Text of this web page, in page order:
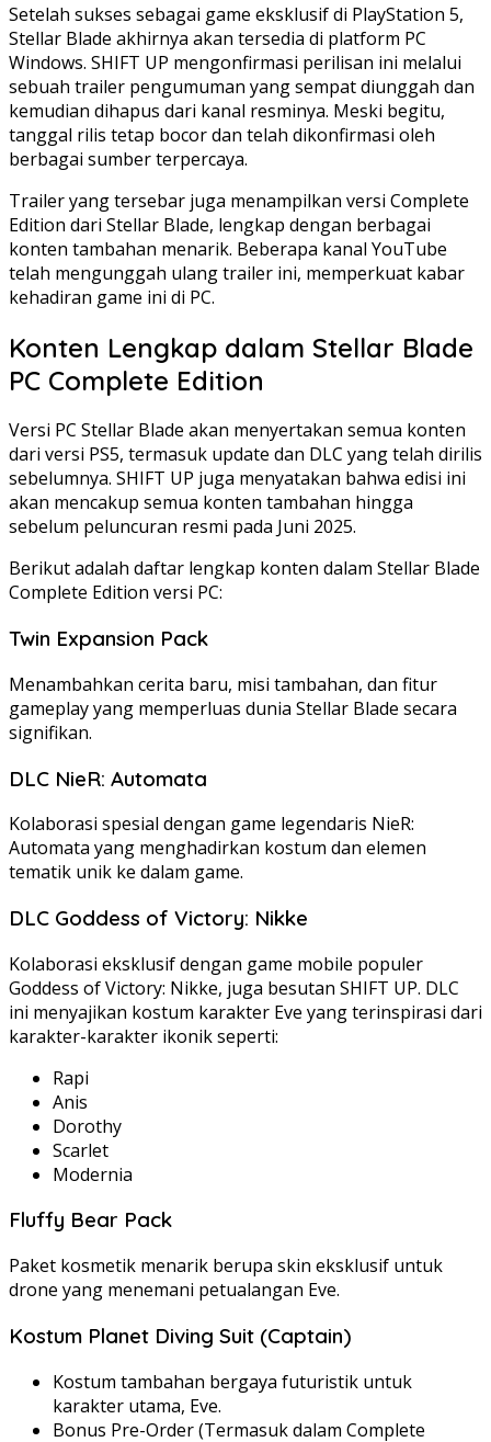
Setelah sukses sebagai game eksklusif di PlayStation 5,
Stellar Blade akhirnya akan tersedia di platform PC
Windows. SHIFT UP mengonfirmasi perilisan ini melalui
sebuah trailer pengumuman yang sempat diunggah dan
kemudian dihapus dari kanal resminya. Meski begitu,
tanggal rilis tetap bocor dan telah dikonfirmasi oleh
berbagai sumber terpercaya.
Trailer yang tersebar juga menampilkan versi Complete
Edition dari Stellar Blade, lengkap dengan berbagai
konten tambahan menarik. Beberapa kanal YouTube
telah mengunggah ulang trailer ini, memperkuat kabar
kehadiran game ini di PC.
Konten Lengkap dalam Stellar Blade
PC Complete Edition
Versi PC Stellar Blade akan menyertakan semua konten
dari versi PS5, termasuk update dan DLC yang telah dirilis
sebelumnya. SHIFT UP juga menyatakan bahwa edisi ini
akan mencakup semua konten tambahan hingga
sebelum peluncuran resmi pada Juni 2025.
Berikut adalah daftar lengkap konten dalam Stellar Blade
Complete Edition versi PC:
Twin Expansion Pack
Menambahkan cerita baru, misi tambahan, dan fitur
gameplay yang memperluas dunia Stellar Blade secara
signifikan.
DLC NieR: Automata
Kolaborasi spesial dengan game legendaris NieR:
Automata yang menghadirkan kostum dan elemen
tematik unik ke dalam game.
DLC Goddess of Victory: Nikke
Kolaborasi eksklusif dengan game mobile populer
Goddess of Victory: Nikke, juga besutan SHIFT UP. DLC
ini menyajikan kostum karakter Eve yang terinspirasi dari
karakter-karakter ikonik seperti:
Rapi
Anis
Dorothy
Scarlet
Modernia
Fluffy Bear Pack
Paket kosmetik menarik berupa skin eksklusif untuk
drone yang menemani petualangan Eve.
Kostum Planet Diving Suit (Captain)
Kostum tambahan bergaya futuristik untuk
karakter utama, Eve.
Bonus Pre-Order (Termasuk dalam Complete